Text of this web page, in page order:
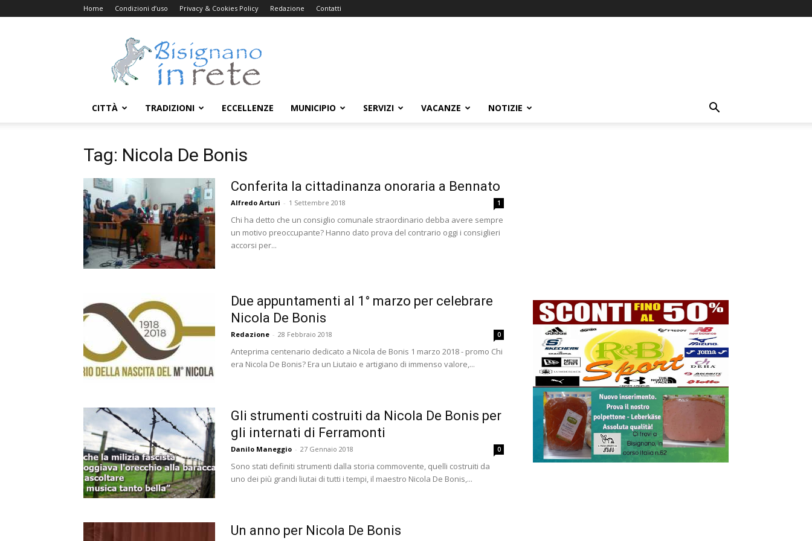
Home Condizioni d’uso Privacy & Cookies Policy Redazione Contatti
Bisignanoinrete.com
CITTÀ TRADIZIONI ECCELLENZE MUNICIPIO SERVIZI VACANZE NOTIZIE
Tag: Nicola De Bonis
Conferita la cittadinanza onoraria a Bennato
Alfredo Arturi - 1 Settembre 2018 1
Chi ha detto che un consiglio comunale straordinario debba avere sempre
un motivo preoccupante? Hanno dato prova del contrario oggi i consiglieri
accorsi per...
Due appuntamenti al 1° marzo per celebrare
Nicola De Bonis
Redazione - 28 Febbraio 2018 0
Anteprima centenario dedicato a Nicola de Bonis 1 marzo 2018 - promo Chi
era Nicola De Bonis? Era un Liutaio e artigiano di immenso valore,...
Gli strumenti costruiti da Nicola De Bonis per
gli internati di Ferramonti
Danilo Maneggio - 27 Gennaio 2018 0
Sono stati definiti strumenti dalla storia commovente, quelli costruiti da
uno dei più grandi liutai di tutti i tempi, il maestro Nicola De Bonis,...
Un anno per Nicola De Bonis